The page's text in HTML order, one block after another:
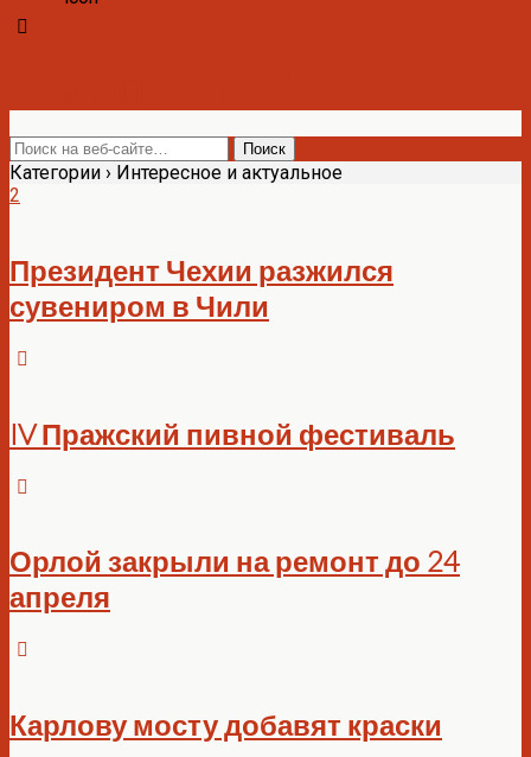
Категории › Интересное и актуальное
2
Президент Чехии разжился
сувениром в Чили
IV Пражский пивной фестиваль
Орлой закрыли на ремонт до 24
апреля
Карлову мосту добавят краски